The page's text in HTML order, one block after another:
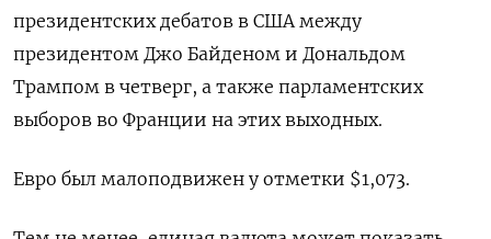
президентских дебатов в США между
президентом Джо Байденом и Дональдом
Трампом в четверг, а также парламентских
выборов во Франции на этих выходных.
Евро был малоподвижен у отметки $1,073​.